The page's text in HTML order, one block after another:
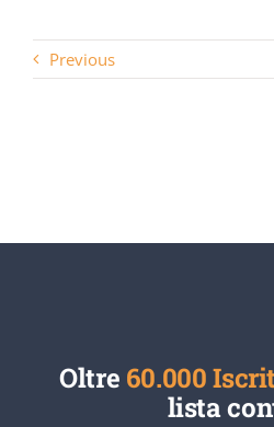
Previous
Oltre 60.000
lista